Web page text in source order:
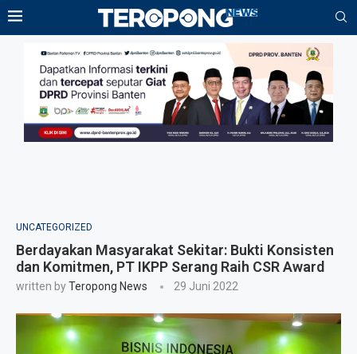
UNCATEGORIZED
Berdayakan Masyarakat Sekitar: Bukti Konsisten
dan Komitmen, PT IKPP Serang Raih CSR Award
written byTeropong News 29 Juni 2022